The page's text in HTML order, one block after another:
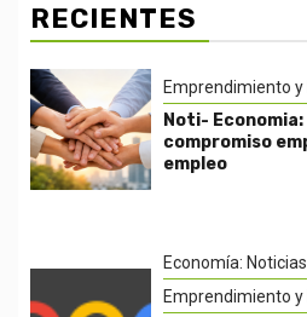
RECIENTES
Emprendimiento y
Noti- Economia:
compromiso
empleo
Economía: Noticias
Emprendimiento y